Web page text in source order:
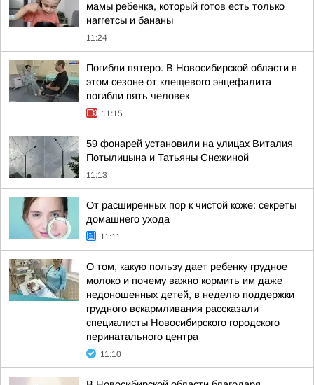
мамы ребенка, который готов есть только
наггетсы и бананы
11:24
Погибли пятеро. В Новосибирской области в
этом сезоне от клещевого энцефалита
погибли пять человек
11:15
59 фонарей установили на улицах Виталия
Потылицына и Татьяны Снежиной
11:13
От расширенных пор к чистой коже: секреты
домашнего ухода
11:11
О том, какую пользу дает ребенку грудное
молоко и почему важно кормить им даже
недоношенных детей, в неделю поддержки
грудного вскармливания рассказали
специалисты Новосибирского городского
перинатального центра
11:10